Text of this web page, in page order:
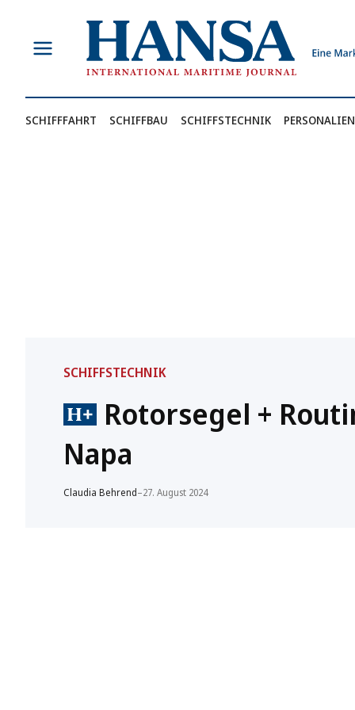
springen
SCHIFFFAHRT SCHIFFBAU SCHIFFSTECHNIK PERSONALIEN
SCHIFFSTECHNIK
Rotorsegel +
Napa
Claudia Behrend–27. August 2024